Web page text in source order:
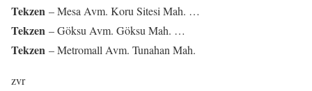
Tekzen – Mesa Avm. Koru Sitesi Mah. …
Tekzen – Göksu Avm. Göksu Mah. …
Tekzen – Metromall Avm. Tunahan Mah.
zvr